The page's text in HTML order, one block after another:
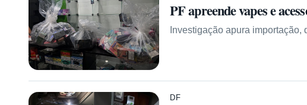
PF apreende vapes e
Investigação apura
DF